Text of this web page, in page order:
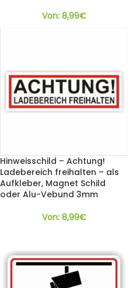
Von: 8,99€
Hinweisschild – Achtung!
Ladebereich freihalten – als
Aufkleber, Magnet Schild
oder Alu-Vebund 3mm
Von: 8,99€